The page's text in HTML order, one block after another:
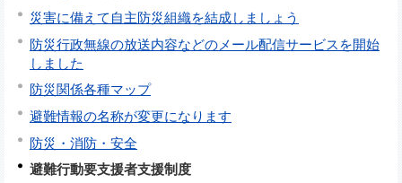
災害に備えて自主防災組織を結成しましょう
防災行政無線の放送内容などのメール配信サービスを開始
しました
防災関係各種マップ
避難情報の名称が変更になります
防災・消防・安全
避難行動要支援者支援制度